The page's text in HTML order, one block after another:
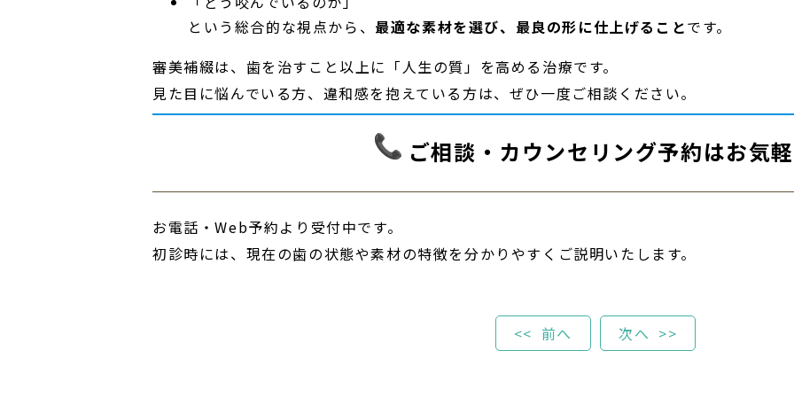
という総合的な視点から、 最適な素材を選び、最良の形に仕上げることです。
審美補綴は、歯を治すこと以上に「人生の質」を高める治療です。
見た目に悩んでいる方、違和感を抱えている方は、ぜひ一度ご相談ください。
ご相談・カウンセリング予約はお気
お電話・Web予約より受付中です。
初診時には、現在の歯の状態や素材の特徴を分かりやすくご説明いたします。
前へ 次へ